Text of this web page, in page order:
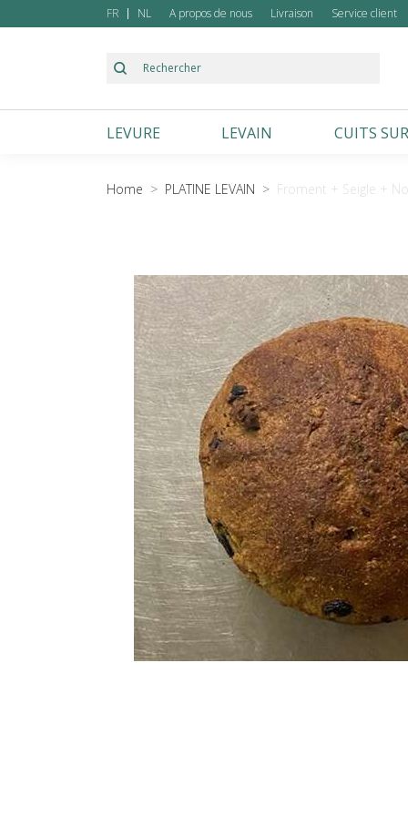
FR NL A propos de nous Livraison Service client
LEVURE
Froment Autres
LEVAIN CUITS
Froment
Home PLATINE LEVAIN Froment + Seigle +